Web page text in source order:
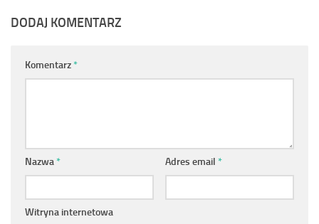
DODAJ KOMENTARZ
Komentarz*
Nazwa* Adres email *
Witryna internetowa